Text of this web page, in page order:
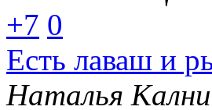
+7 0
Есть лаваш и
Наталья